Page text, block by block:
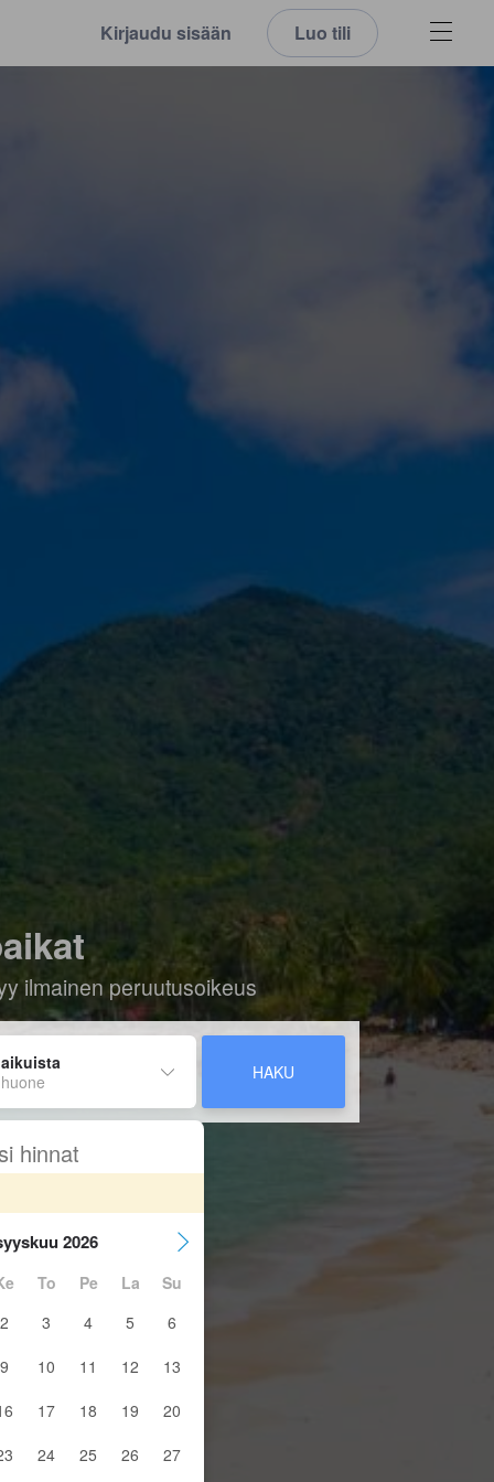
Kirjaudu sisään Luo tili
ilmainen peruutusoikeus
HAKU
hinnat
2026
To Pe La
Su
2
3 4 5
6
9
10 11 12
13
17 18 19
20
24 25 26 27